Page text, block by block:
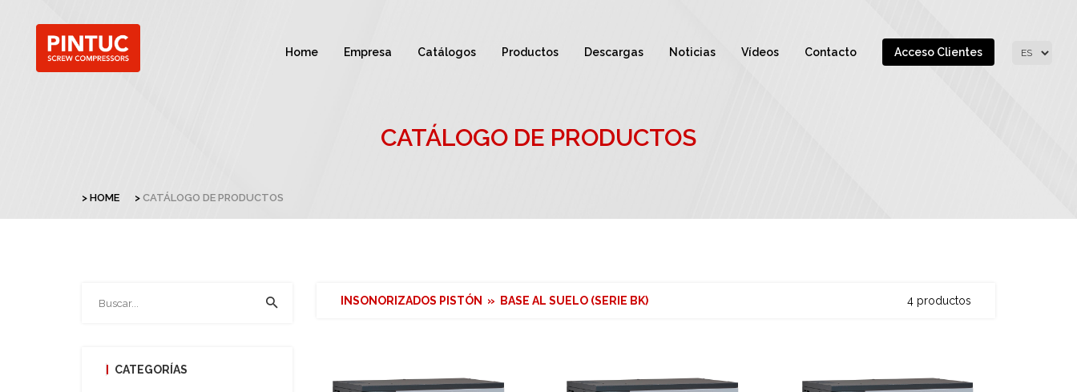
Home Empresa Catálogos Productos Descargas Noticias Vídeos Contacto Acceso Clientes
CATÁLOGO DE PRODUCTOS
HOME CATÁLOGO DE PRODUCTOS
INSONORIZADOS PISTÓN » BASE AL SUELO (SERIE BK) 4 productos
CATEGORÍAS